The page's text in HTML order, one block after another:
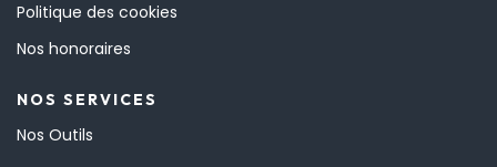
Politique des cookies
Nos honoraires
NOS SERVICES
Nos Outils